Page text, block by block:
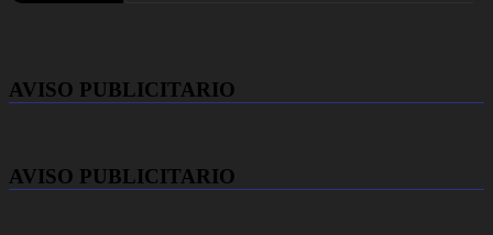
AVISO PUBLICITARIO
AVISO PUBLICITARIO